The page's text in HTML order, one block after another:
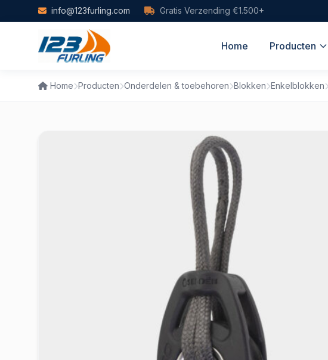
Skip to main content
info@123furling.com Gratis Verzending €1.500+
Home Producten
Home Producten Onderdelen & toebehoren Blokken Enkelblokken